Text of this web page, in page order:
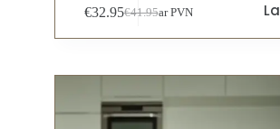
€41.95
€32.95 ar PVN